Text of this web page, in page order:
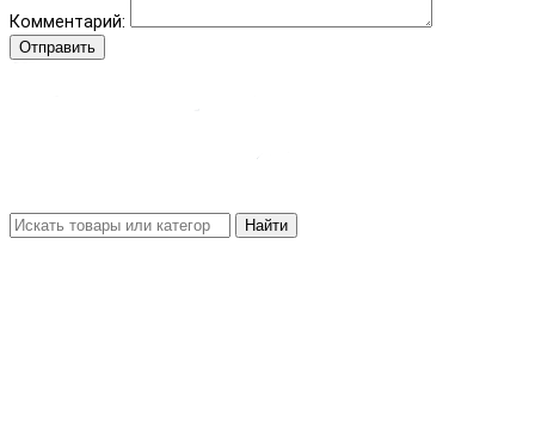
Комментарий:
Отправить
Найти